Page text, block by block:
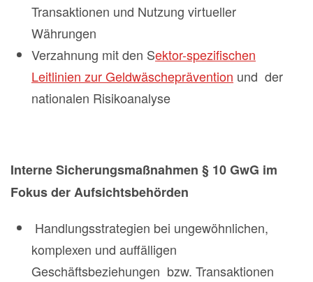
Transaktionen und Nutzung virtueller
Währungen
Verzahnung mit den Sektor-spezifischen
Leitlinien zur Geldwäscheprävention und der
nationalen Risikoanalyse
Interne Sicherungsmaßnahmen § 10 GwG im
Fokus der Aufsichtsbehörden
Handlungsstrategien bei ungewöhnlichen,
komplexen und auffälligen
Geschäftsbeziehungen bzw. Transaktionen